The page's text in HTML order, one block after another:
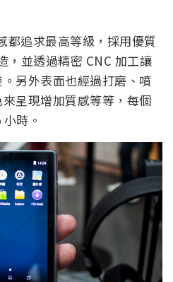
都追求最高等級，採用優質
，並透過精密 CNC 加工讓
另外表面也經過打磨、噴
呈現增加質感等等，每個
時。